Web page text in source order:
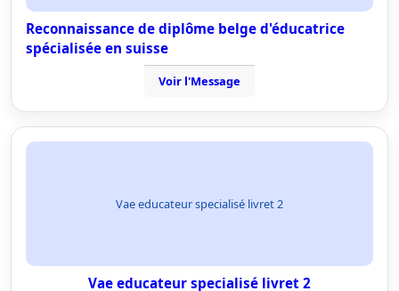
Reconnaissance de diplôme belge d'éducatrice
spécialisée en suisse
Voir l'Message
Vae educateur specialisé livret 2
Vae educateur specialisé livret 2